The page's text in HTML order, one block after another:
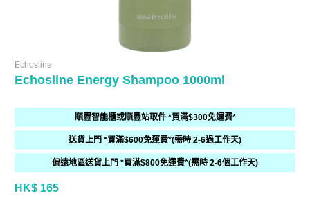
Echosline
Echosline Energy Shampoo 1000ml
順豐智能櫃或順豐站取件 *買滿$300免運費*
送貨上門 *買滿$600免運費*(需時 2-6過工作天)
偏遠地區送貨上門 *買滿$800免運費*(需時 2-6個工作天)
HK$ 165